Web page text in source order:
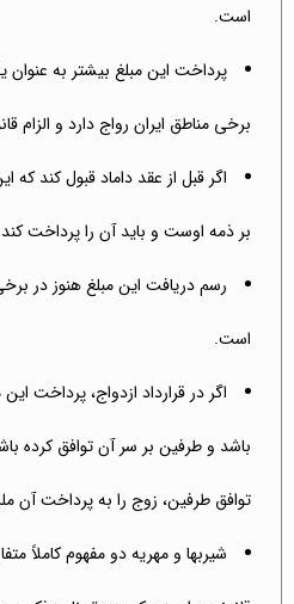
است.
پرداخت این مبلغ بیشتر به
برخی مناطق ایران رواج دارد و الزام
اگر قبل از عقد داماد قبول کند که
بر ذمه اوست و باید آن را پرداخت
رسم دریافت این مبلغ هنوز در
است.
اگر در قرارداد ازدواج، پرداخت
باشد و طرفین بر سر آن توافق کرده
توافق طرفین، زوج را به پرداخت آن
شیربها و مهریه دو مفهوم کاملاً